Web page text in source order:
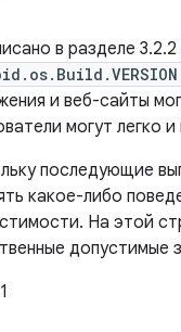
в разделе 3.2.2
и веб-сайты
могут легко
последующие
какое-либо
На этой
допустимые